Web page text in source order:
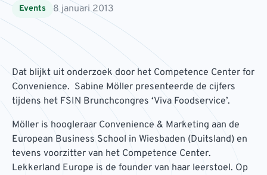
Events 8 januari 2013
Dat blijkt uit onderzoek door het Competence Center for
Convenience. Sabine Möller presenteerde de cijfers
tijdens het FSIN Brunchcongres ‘Viva Foodservice’.
Möller is hoogleraar Convenience & Marketing aan de
European Business School in Wiesbaden (Duitsland) en
tevens voorzitter van het Competence Center.
Lekkerland Europe is de founder van haar leerstoel. Op